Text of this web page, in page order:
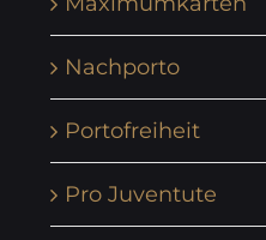
Nachporto
Portofreiheit
Pro Juventute